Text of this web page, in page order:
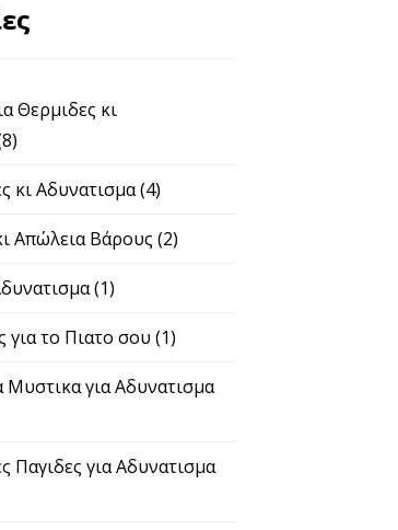
Θερμιδες κι
κι Αδυνατισμα(4)
Απώλεια Βάρους (2)
(1)
για το Πιατο σου (1)
Μυστικα για Αδυνατισμα
Παγιδες για Αδυνατισμα